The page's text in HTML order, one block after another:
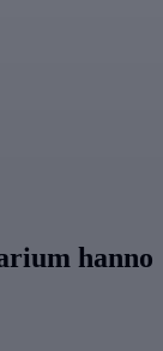
hanno